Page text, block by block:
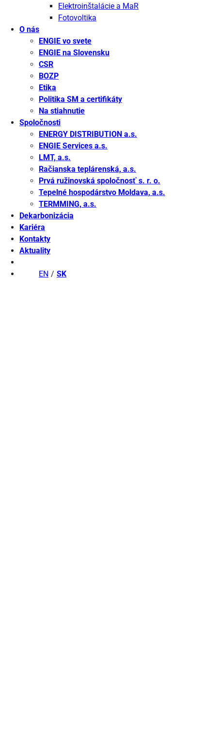
Elektroinštalácie a MaR
Fotovoltika
O nás
ENGIE vo svete
ENGIE na Slovensku
CSR
BOZP
Etika
Politika SM a certifikáty
Na stiahnutie
Spoločnosti
ENERGY DISTRIBUTION a.s.
ENGIE Services a.s.
LMT, a.s.
Račianska teplárenská, a.s.
Prvá ružinovská spoločnosť s. r. o.
Tepelné hospodárstvo Moldava, a.s.
TERMMING, a.s.
Dekarbonizácia
Kariéra
Kontakty
Aktuality
EN SK